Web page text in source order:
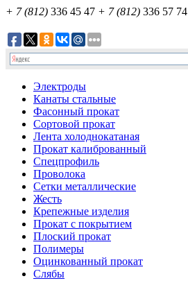
+ 7 (812) 336 45 47 + 7 (812) 336 57 74
Электроды
Канаты стальные
Фасонный прокат
Сортовой прокат
Лента холоднокатаная
Прокат калиброванный
Спецпрофиль
Проволока
Сетки металлические
Жесть
Крепежные изделия
Прокат с покрытием
Плоский прокат
Полимеры
Оцинкованный прокат
Слябы